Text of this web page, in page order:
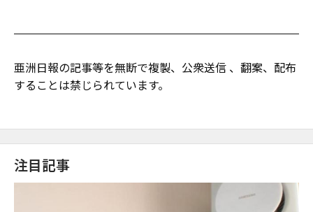
亜洲日報の記事等を無断で複製、公衆送信 、翻案、配布
することは禁じられています。
注目記事